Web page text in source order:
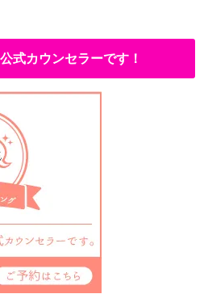
式カウンセラーです！